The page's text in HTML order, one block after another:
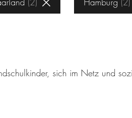
sich im Netz und